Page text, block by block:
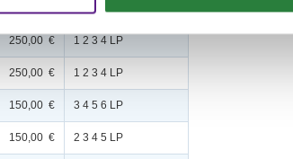
1 2 3 4 LP
250,00 € 1 2 3 4 LP
250,00 € 1 2 3 4 LP
150,00 € 3 4 5 6 LP
150,00 € 2 3 4 5 LP